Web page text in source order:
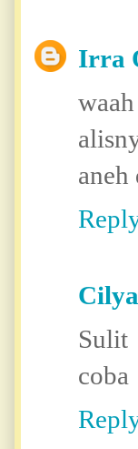
Irra
aneh
Cilya
Sulit
coba